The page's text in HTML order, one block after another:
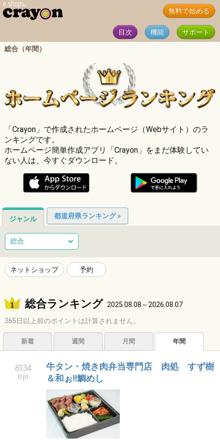
無料で始める
目次 機能
サポート
総合（年間）
「Crayon」で作成されたホームページ（Webサイト）のラ
ンキングです。
ホームページ簡単作成アプリ「Crayon」をまだ体験してい
ない人は、今すぐダウンロード。
ジャンル 都道府県ランキング »
総合 健康
ネイルサロン エステサロン
ショッピング グルメ 居酒屋 ビジネス
サービス 子育て 福祉
エンタメ アーティスト クリエイター その他
総合
ネットショップ 予約
総合ランキング 2025.08.08～2026.08.07
365日以上前のポイントは計算されません。
新着 週間 月間 年間
8134
0 pt
牛タン・焼き肉弁当専門店 肉処 すず樹
＆和ぉ‼鯛めし